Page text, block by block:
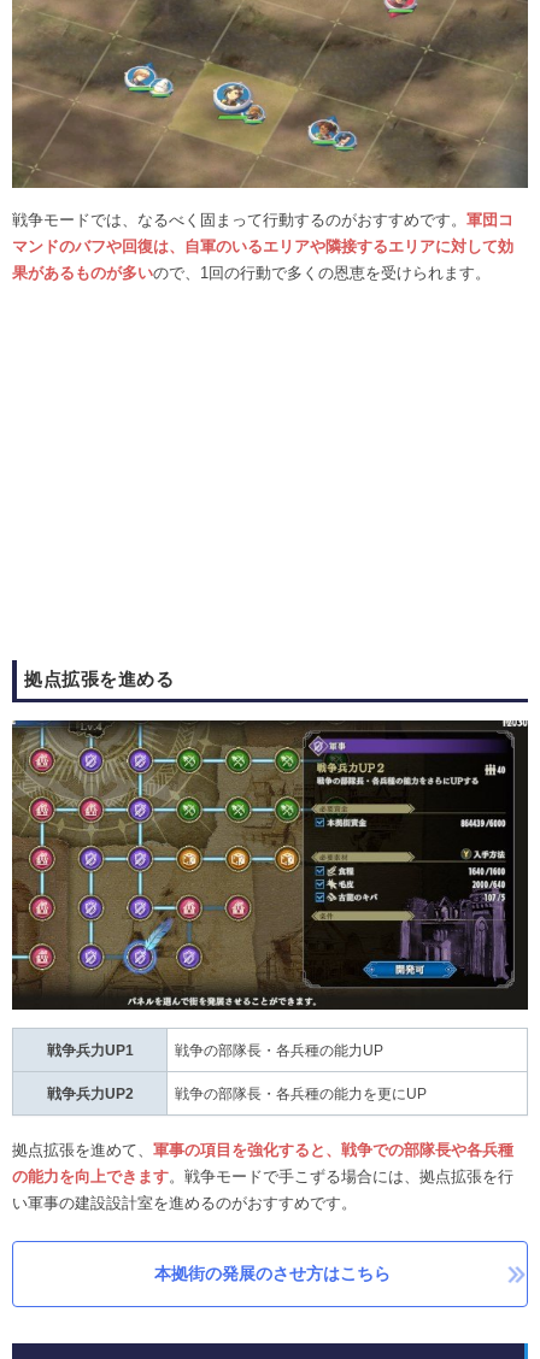
戦争モードでは、なるべく固まって行動するのがおすすめです。 軍団コ
マンドのバフや回復は、自軍のいるエリアや隣接するエリアに対して効
果があるものが多いので、1回の行動で多くの恩恵を受けられます。
拠点拡張を進める
戦争兵力UP1 戦争の部隊長・各兵種の能力UP
戦争兵力UP2 戦争の部隊長・各兵種の能力を更にUP
拠点拡張を進めて、 軍事の項目を強化すると、戦争での部隊長や各兵種
の能力を向上できます。戦争モードで手こずる場合には、拠点拡張を行
い軍事の建設設計室を進めるのがおすすめです。
本拠街の発展のさせ方はこちら